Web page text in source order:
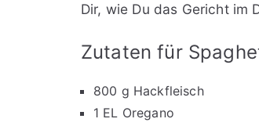
Dir, wie Du das Gericht im
Zutaten für
800 g Hackfleisch
1 EL Oregano